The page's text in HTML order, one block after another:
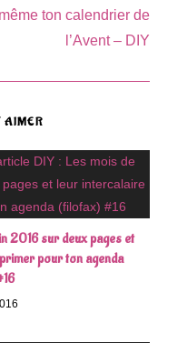
ton calendrier de
l’Avent – DIY
AIMER
2016 sur deux pages et
pour ton agenda